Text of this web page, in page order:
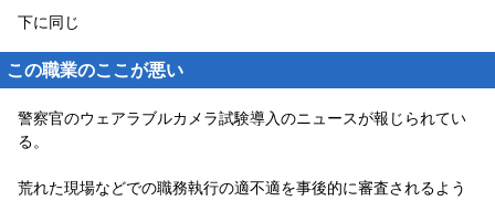
下に同じ
この職業のここが悪い
警察官のウェアラブルカメラ試験導入のニュースが報じられてい
る。
荒れた現場などでの職務執行の適不適を事後的に審査されるよう